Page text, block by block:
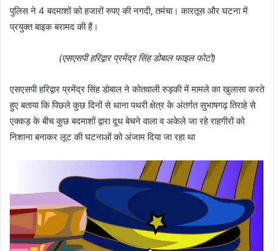
पुलिस ने 4 बदमाशों को हजारों रुपए की नगदी, तमंचा। कारतूस और घटना में
प्रयुक्त बाइक बरामद की हैं।
(एसएसपी हरिद्वार प्रमेंद्र सिंह डोबाल फाइल फोटो)
एसएसपी हरिद्वार प्रमेंद्र सिंह डोबाल ने कोतवाली रुड़की में मामले का खुलासा करते
हुए बताया कि पिछले कुछ दिनों से थाना पथरी क्षेत्र के अंतर्गत सुभाषगढ़ तिराहे से
एक्कड़ के बीच कुछ बदमाशों द्वारा दूध बेचने वाला व अकेले जा रहे राहगीरों को
निशाना बनाकर लूट की घटनाओं को अंजाम दिया जा रहा था